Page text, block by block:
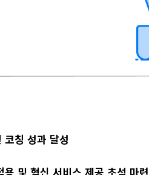
칭 성과 달성
및 혁신 서비스 제공 초석 마련